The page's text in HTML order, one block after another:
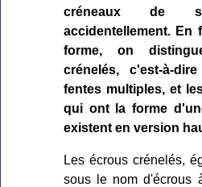
créneaux de
accidentellement. En
forme, on
crénelés, c'est-à-
fentes multiples, et
qui ont la forme
existent en version
Les écrous crénelés,
sous le nom d'écrous